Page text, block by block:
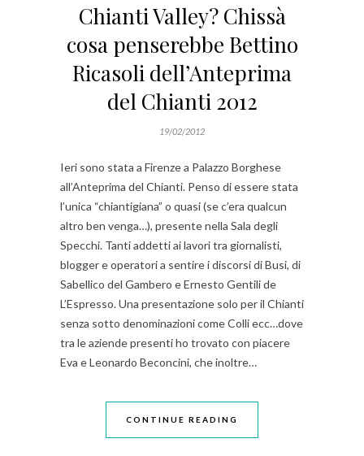
Chianti Valley? Chissà
cosa penserebbe Bettino
Ricasoli dell’Anteprima
del Chianti 2012
19/02/2012
Ieri sono stata a Firenze a Palazzo Borghese
all’Anteprima del Chianti. Penso di essere stata
l’unica “chiantigiana” o quasi (se c’era qualcun
altro ben venga…), presente nella Sala degli
Specchi. Tanti addetti ai lavori tra giornalisti,
blogger e operatori a sentire i discorsi di Busi, di
Sabellico del Gambero e Ernesto Gentili de
L’Espresso. Una presentazione solo per il Chianti
senza sotto denominazioni come Colli ecc…dove
tra le aziende presenti ho trovato con piacere
Eva e Leonardo Beconcini, che inoltre…
CONTINUE READING